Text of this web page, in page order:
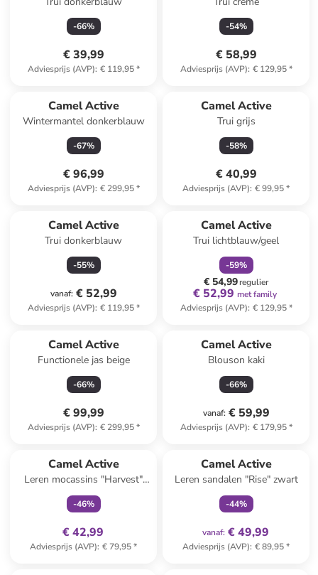
-66%
€ 39,99
Adviesprijs (AVP): € 119,95*
-54%
€ 58,99
Adviesprijs (AVP): € 129,95*
Camel Active
Wintermantel donkerblauw
-67%
€ 96,99
Adviesprijs (AVP): € 299,95*
Camel Active
Trui grijs
-58%
€ 40,99
Adviesprijs (AVP): € 99,95*
Camel Active
Trui donkerblauw
-55%
vanaf: € 52,99
Adviesprijs (AVP): € 119,95*
Camel Active
Trui lichtblauw/geel
-59%
€ 54,99regulier
€ 52,99 met family
Adviesprijs (AVP): € 129,95*
Camel Active
Functionele jas beige
-66%
€ 99,99
Adviesprijs (AVP): € 299,95*
Camel Active
Blouson kaki
-66%
vanaf: € 59,99
Adviesprijs (AVP): € 179,95*
Camel Active
Leren mocassins "Harvest"
donkerblauw
-46%
€ 42,99
Adviesprijs (AVP): € 79,95*
Camel Active
Leren sandalen "Rise" zwart
-44%
vanaf: € 49,99
Adviesprijs (AVP): € 89,95*